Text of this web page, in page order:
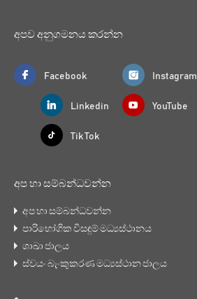
අපව අනුගමනය කරන්න
Facebook Instagram
Linkedin YouTube
Tik Tok
අප හා සම්බන්ධවන්න
අප හා සම්බන්ධවන්න
පාරිභෝගික විසඳුම් මධ්‍යස්ථානය
ශාඛා ජාලය
ස්වයං බැංකුකරණ මධ්‍යස්ථාන ජාලය